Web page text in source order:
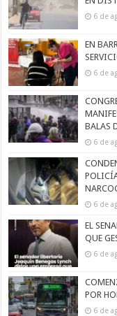
6 de
EN
6 de
BALAS
6 de
6 de
EL
QUE
6 de
POR
6 de